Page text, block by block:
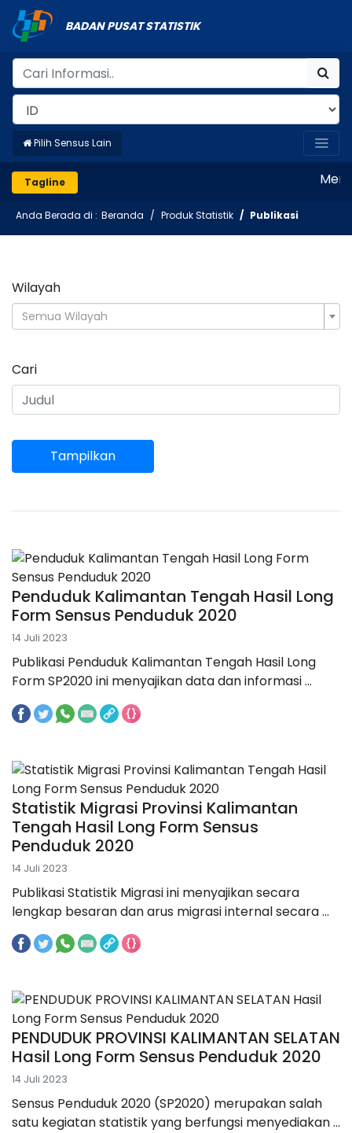
BADAN PUSAT STATISTIK
Pilih Sensus Lain
Tagline
Anda Berada di : Beranda Produk Statistik Publikasi
Wilayah
Semua Wilayah
Cari
Tampilkan
Penduduk Kalimantan Tengah Hasil Long
Form Sensus Penduduk 2020
14 Juli 2023
Publikasi Penduduk Kalimantan Tengah Hasil Long
Form SP2020 ini menyajikan data dan informasi ...
Statistik Migrasi Provinsi Kalimantan
Tengah Hasil Long Form Sensus
Penduduk 2020
14 Juli 2023
Publikasi Statistik Migrasi ini menyajikan secara
lengkap besaran dan arus migrasi internal secara ...
PENDUDUK PROVINSI KALIMANTAN SELATAN
Hasil Long Form Sensus Penduduk 2020
14 Juli 2023
Sensus Penduduk 2020 (SP2020) merupakan salah
satu kegiatan statistik yang berfungsi menyediakan ...